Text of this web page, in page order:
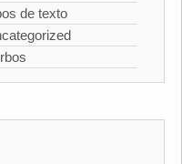
de texto